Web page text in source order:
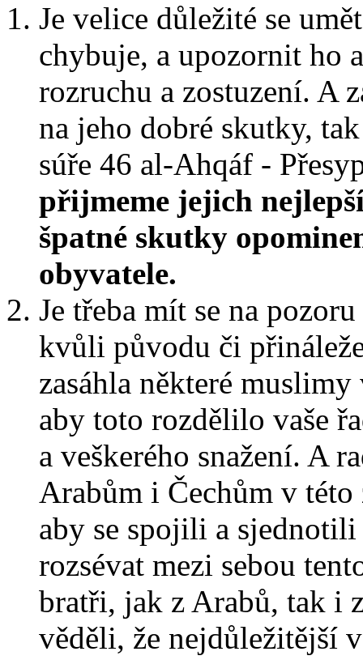
Je velice důležité se
chybuje, a upozornit ho
rozruchu a zostuzení. A
na jeho dobré skutky,
súře 46 al-Ahqáf -
přijmeme jejich
špatné skutky
obyvatele.
Je třeba mít se na
kvůli původu či
zasáhla některé
aby toto rozdělilo vaše
a veškerého snažení. A
Arabům i Čechům v
aby se spojili a
rozsévat mezi sebou
bratři, jak z Arabů, tak i
věděli, že nejdůležitější